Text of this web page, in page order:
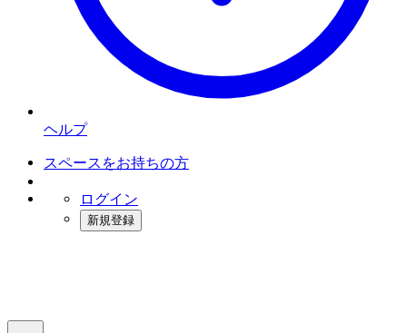
ヘルプ
スペースをお持ちの方
ログイン
新規登録